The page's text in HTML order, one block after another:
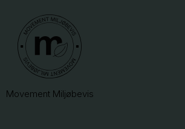
Movement Miljøbevis